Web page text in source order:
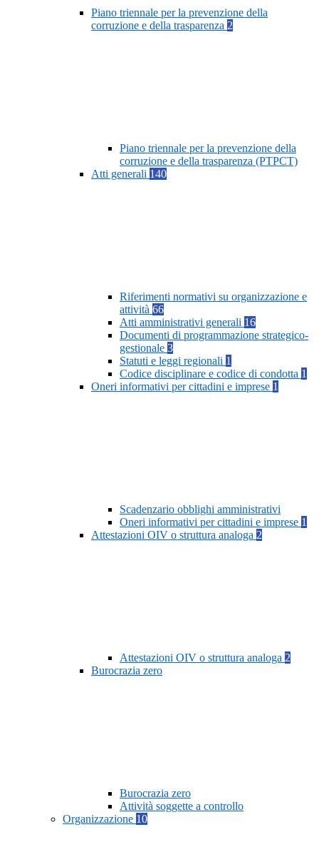
Piano triennale per la prevenzione della
corruzione e della trasparenza 2
Piano triennale per la prevenzione della
corruzione e della trasparenza (PTPCT)
Atti generali 140
Riferimenti normativi su organizzazione e
attività 66
Atti amministrativi generali 16
Documenti di programmazione strategico-
gestionale 3
Statuti e leggi regionali 1
Codice disciplinare e codice di condotta 1
Oneri informativi per cittadini e imprese 1
Scadenzario obblighi amministrativi
Oneri informativi per cittadini e imprese 1
Attestazioni OIV o struttura analoga 2
Attestazioni OIV o struttura analoga 2
Burocrazia zero
Burocrazia zero
Attività soggette a controllo
Organizzazione 10